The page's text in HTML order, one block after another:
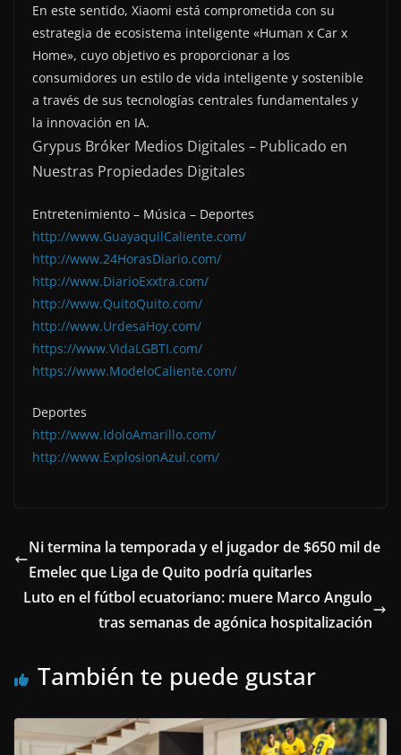
En este sentido, Xiaomi está comprometida con su
estrategia de ecosistema inteligente «Human x Car x
Home», cuyo objetivo es proporcionar a los
consumidores un estilo de vida inteligente y sostenible
a través de sus tecnologías centrales fundamentales y
la innovación en IA.
Grypus Bróker Medios Digitales – Publicado en
Nuestras Propiedades Digitales
Entretenimiento – Música – Deportes
http://www.GuayaquilCaliente.com/
http://www.24HorasDiario.com/
http://www.DiarioExxtra.com/
http://www.QuitoQuito.com/
http://www.UrdesaHoy.com/
https://www.VidaLGBTI.com/
https://www.ModeloCaliente.com/
Deportes
http://www.IdoloAmarillo.com/
http://www.ExplosionAzul.com/
Ni termina la temporada y el jugador de $650 mil de
Emelec que Liga de Quito podría quitarles
Luto en el fútbol ecuatoriano: muere Marco Angulo
tras semanas de agónica hospitalización
También te puede gustar